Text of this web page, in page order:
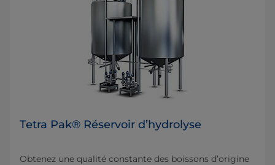
Tetra Pak® Réservoir d’hydrolyse
Obtenez une qualité constante des boissons d’origine